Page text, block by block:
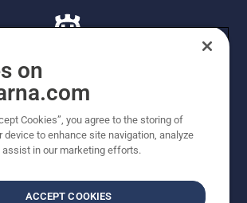
vejledende udsalgspriser. Der tages
og trykfejl samt prisændringer. Vi
have så nøjagtige oplysningerne på
som muligt. Alle anførte priser er
(inkl. moms), medmindre
on
Cookies”, you agree to the storing of
device to enhance site navigation, analyze
assist in our marketing efforts.
ACCEPT COOKIES